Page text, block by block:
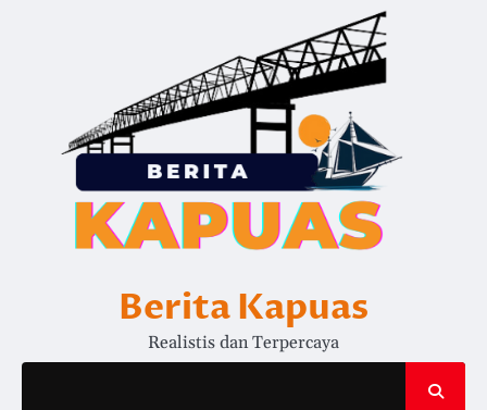
Berita Kapuas
Realistis dan Terpercaya